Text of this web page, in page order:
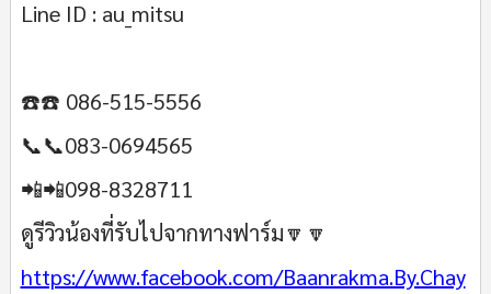
Line ID : au_mitsu
☎️☎️ 086-515-5556
📞📞083-0694565
📲📲098-8328711
ดูรีวิวน้องที่รับไปจากทางฟาร์ม🔽🔽
https://www.facebook.com/Baanrakma.By.Chay